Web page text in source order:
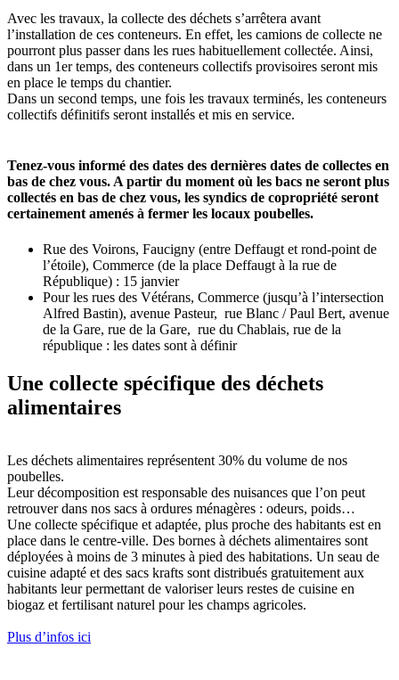
Avec les travaux, la collecte des déchets s’arrêtera avant
l’installation de ces conteneurs. En effet, les camions de collecte ne
pourront plus passer dans les rues habituellement collectée. Ainsi,
dans un 1er temps, des conteneurs collectifs provisoires seront mis
en place le temps du chantier.
Dans un second temps, une fois les travaux terminés, les conteneurs
collectifs définitifs seront installés et mis en service.
Tenez-vous informé des dates des dernières dates de collectes en
bas de chez vous. A partir du moment où les bacs ne seront plus
collectés en bas de chez vous, les syndics de copropriété seront
certainement amenés à fermer les locaux poubelles.
Rue des Voirons, Faucigny (entre Deffaugt et rond-point de
l’étoile), Commerce (de la place Deffaugt à la rue de
République) : 15 janvier
Pour les rues des Vétérans, Commerce (jusqu’à l’intersection
Alfred Bastin), avenue Pasteur, rue Blanc / Paul Bert, avenue
de la Gare, rue de la Gare, rue du Chablais, rue de la
république : les dates sont à définir
Une collecte spécifique des déchets
alimentaires
Les déchets alimentaires représentent 30% du volume de nos
poubelles.
Leur décomposition est responsable des nuisances que l’on peut
retrouver dans nos sacs à ordures ménagères : odeurs, poids…
Une collecte spécifique et adaptée, plus proche des habitants est en
place dans le centre-ville. Des bornes à déchets alimentaires sont
déployées à moins de 3 minutes à pied des habitations. Un seau de
cuisine adapté et des sacs krafts sont distribués gratuitement aux
habitants leur permettant de valoriser leurs restes de cuisine en
biogaz et fertilisant naturel pour les champs agricoles.
Plus d’infos ici